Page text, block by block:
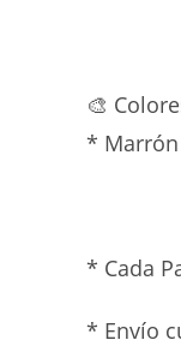
🎨
* Marrón
* Cada
* Envío